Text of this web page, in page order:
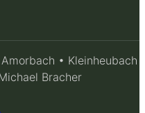
• Kleinheubach
Bracher